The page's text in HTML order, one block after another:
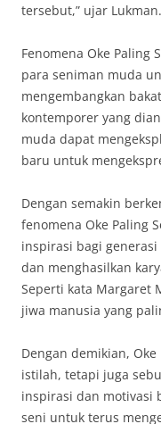
tersebut,” ujar Lukman.
Fenomena Oke Paling
para seniman muda
mengembangkan
kontemporer yang
muda dapat
baru untuk
Dengan semakin
fenomena Oke Paling
inspirasi bagi
dan menghasilkan
Seperti kata Margaret
jiwa manusia yang
Dengan demikian,
istilah, tetapi juga
inspirasi dan motivasi
seni untuk terus